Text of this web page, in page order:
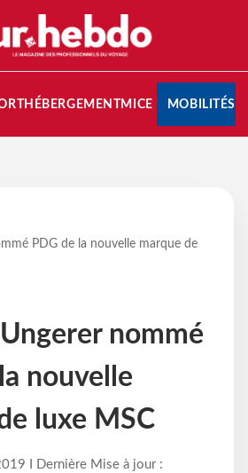
HÉBERGEMENTMICE MOBILITÉS
PDG de la nouvelle marque de
nommé
nouvelle
luxe MSC
I Dernière Mise à jour :